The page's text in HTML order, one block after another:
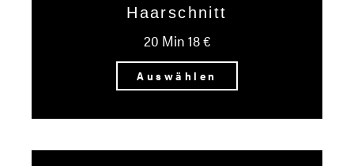
Haarschnitt
20 Min 18 €
Auswählen